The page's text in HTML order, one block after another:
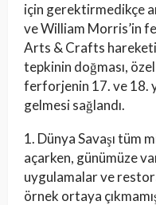
için gerektirmedikçe
ve William Morris’in
Arts & Crafts
tepkinin doğması,
ferforjenin 17. ve 18.
gelmesi sağlandı.
1. Dünya Savaşı tüm
açarken, günümüze
uygulamalar ve
örnek ortaya